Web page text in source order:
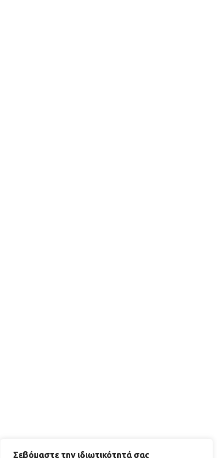
Σεβόμαστε την ιδιωτικότητά σας